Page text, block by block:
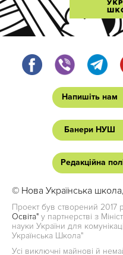
Напишіть нам
Банери НУШ
Редакційна
© Нова Українська
Проект був створений 2017
Освіта" у партнерстві з
науки України для
Українська Школа"
Усі виключні майнові й